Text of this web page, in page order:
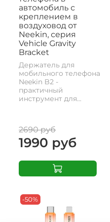
автомобиль с
креплением в
воздуховод от
Neekin, серия
Vehicle Gravity
Bracket
Держатель для
мобильного телефона
Neekin B2 -
практичный
инструмент для...
2690 руб
1990 руб
-50%